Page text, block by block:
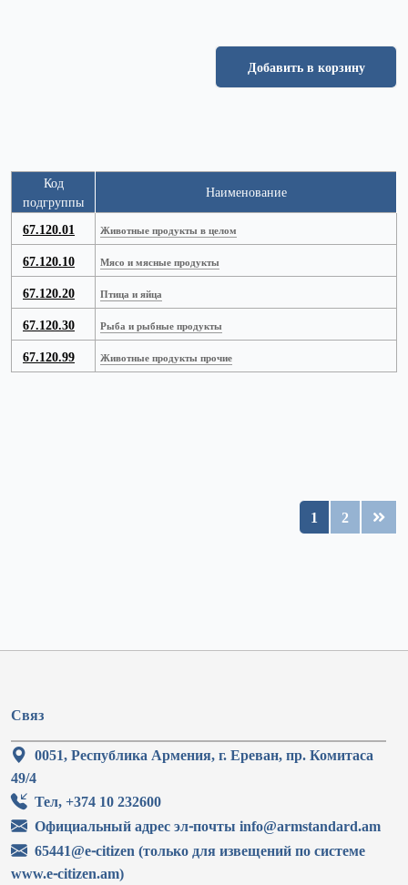
Добавить в корзину
Код
подгруппы
Наименование
67.120.01 Животные продукты в целом
67.120.10 Мясо и мясные продукты
67.120.20 Птица и яйца
67.120.30 Рыба и рыбные продукты
67.120.99 Животные продукты прочие
1 2
Связ
0051, Республика Армения, г. Ереван, пр. Комитаса
49/4
Тел, +374 10 232600
Официальный адрес эл-почты info@armstandard.am
65441@e-citizen (только для извещений по системе
www.e-citizen.am)